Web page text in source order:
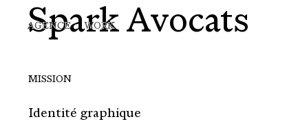
AGENCE WORK
Spark Avocats
MISSION
Identité graphique